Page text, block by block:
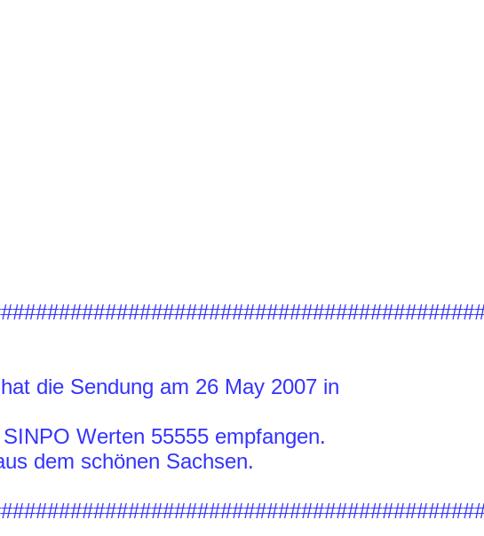
die Sendung am 26 May 2007 in
Werten 55555 empfangen.
dem schönen Sachsen.